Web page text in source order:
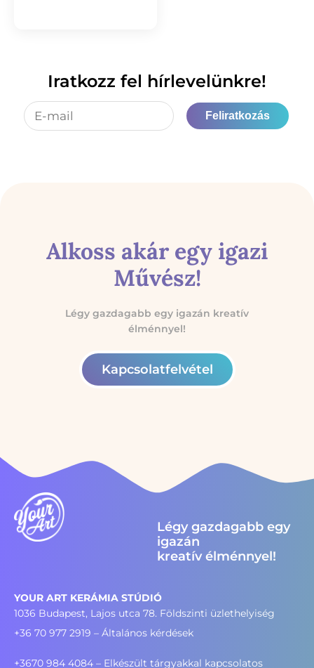
Iratkozz fel hírlevelünkre!
Feliratkozás
Alkoss akár egy igazi
Művész!
Légy gazdagabb egy igazán kreatív
élménnyel!
Kapcsolatfelvétel
Légy gazdagabb egy
igazán
kreatív élménnyel!
YOUR ART KERÁMIA STÚDIÓ
1036 Budapest, Lajos utca 78. Földszinti üzlethelyiség
+36 70 977 2919 – Általános kérdések
+3670 984 4084 – Elkészült tárgyakkal kapcsolatos